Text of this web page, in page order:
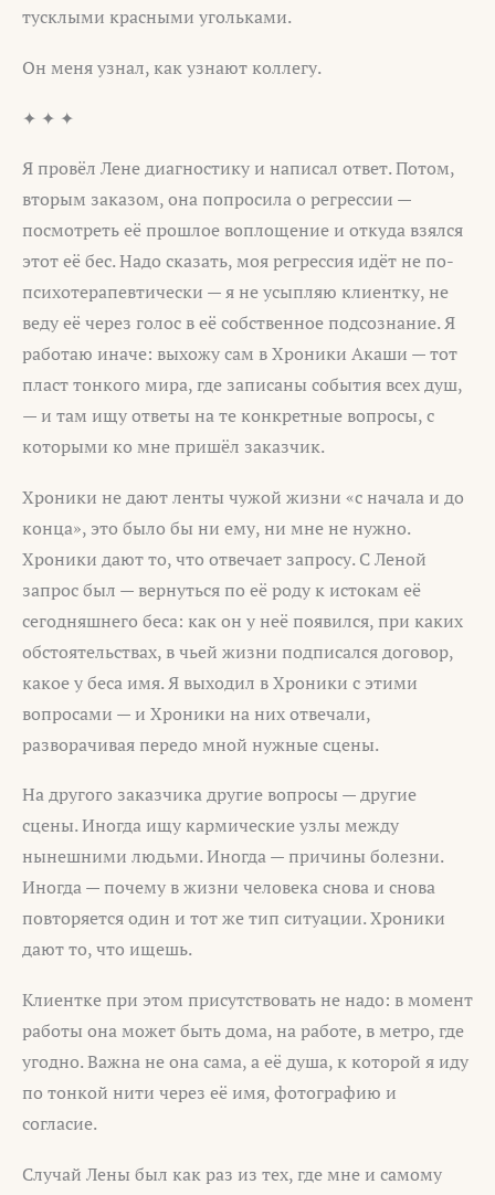
тусклыми красными угольками.
Он меня узнал, как узнают коллегу.
✦ ✦ ✦
Я провёл Лене диагностику и написал ответ. Потом,
вторым заказом, она попросила о регрессии —
посмотреть её прошлое воплощение и откуда взялся
этот её бес. Надо сказать, моя регрессия идёт не по-
психотерапевтически — я не усыпляю клиентку, не
веду её через голос в её собственное подсознание. Я
работаю иначе: выхожу сам в Хроники Акаши — тот
пласт тонкого мира, где записаны события всех душ,
— и там ищу ответы на те конкретные вопросы, с
которыми ко мне пришёл заказчик.
Хроники не дают ленты чужой жизни «с начала и до
конца», это было бы ни ему, ни мне не нужно.
Хроники дают то, что отвечает запросу. С Леной
запрос был — вернуться по её роду к истокам её
сегодняшнего беса: как он у неё появился, при каких
обстоятельствах, в чьей жизни подписался договор,
какое у беса имя. Я выходил в Хроники с этими
вопросами — и Хроники на них отвечали,
разворачивая передо мной нужные сцены.
На другого заказчика другие вопросы — другие
сцены. Иногда ищу кармические узлы между
нынешними людьми. Иногда — причины болезни.
Иногда — почему в жизни человека снова и снова
повторяется один и тот же тип ситуации. Хроники
дают то, что ищешь.
Клиентке при этом присутствовать не надо: в момент
работы она может быть дома, на работе, в метро, где
угодно. Важна не она сама, а её душа, к которой я иду
по тонкой нити через её имя, фотографию и
согласие.
Случай Лены был как раз из тех, где мне и самому